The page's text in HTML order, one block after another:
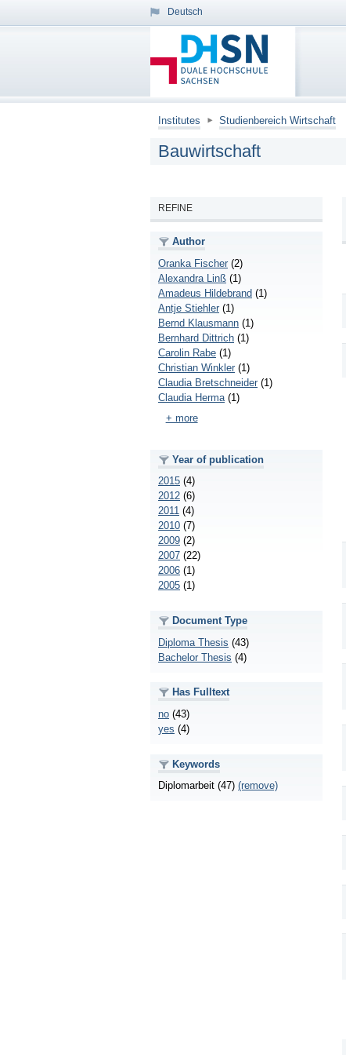
Deutsch
Institutes Studienbereich Wirtschaft
Bauwirtschaft
REFINE
Author
Oranka Fischer(2)
Alexandra Linß (1)
Amadeus Hildebrand (1)
Antje Stiehler (1)
Bernd Klausmann (1)
Bernhard Dittrich (1)
Carolin Rabe (1)
Christian Winkler (1)
Claudia Bretschneider (1)
Claudia Herma (1)
+ more
Year of publication
2015 (4)
2012 (6)
2011 (4)
2010 (7)
2009 (2)
2007 (22)
2006 (1)
2005 (1)
Document Type
Diploma Thesis (43)
Bachelor Thesis (4)
Has Fulltext
no (43)
yes (4)
Keywords
Diplomarbeit (47) (remove)